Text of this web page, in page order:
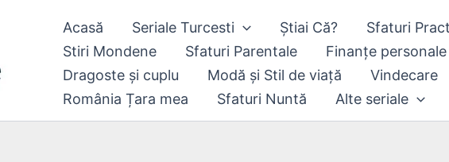
Acasă Seriale Turcesti Știai Că? Sfaturi
Stiri Mondene
Sfaturi Parentale Finanțe personale
Dragoste și cuplu
Modă și Stil de viață Vindecare
România Țara mea
Sfaturi Nuntă Alte seriale